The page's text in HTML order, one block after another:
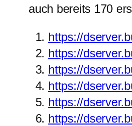
auch bereits 170
https://
https://
https://
https://
https://
https://